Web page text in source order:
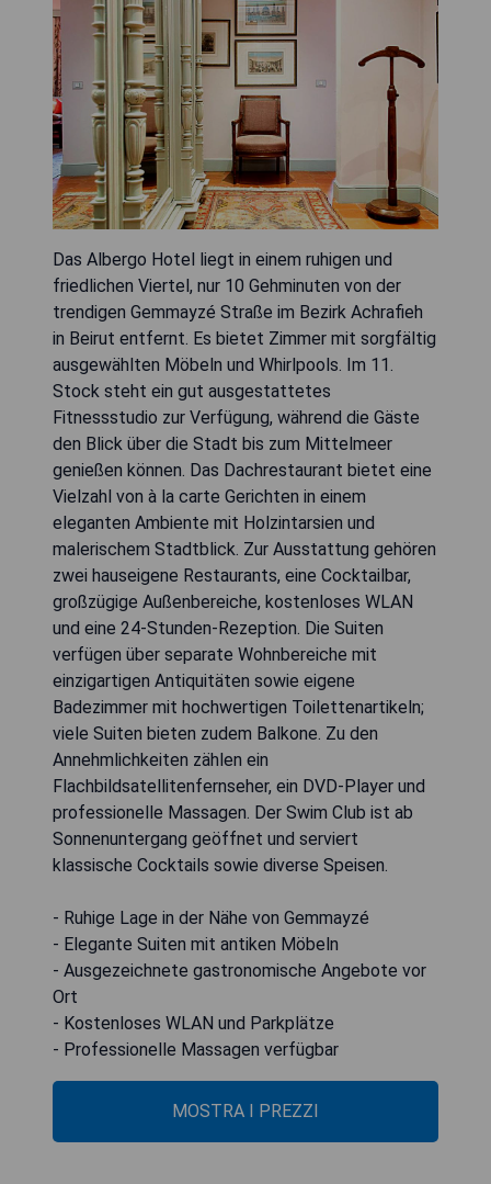
Das Albergo Hotel liegt in einem ruhigen und
friedlichen Viertel, nur 10 Gehminuten von der
trendigen Gemmayzé Straße im Bezirk Achrafieh
in Beirut entfernt. Es bietet Zimmer mit sorgfältig
ausgewählten Möbeln und Whirlpools. Im 11.
Stock steht ein gut ausgestattetes
Fitnessstudio zur Verfügung, während die Gäste
den Blick über die Stadt bis zum Mittelmeer
genießen können. Das Dachrestaurant bietet eine
Vielzahl von à la carte Gerichten in einem
eleganten Ambiente mit Holzintarsien und
malerischem Stadtblick. Zur Ausstattung gehören
zwei hauseigene Restaurants, eine Cocktailbar,
großzügige Außenbereiche, kostenloses WLAN
und eine 24-Stunden-Rezeption. Die Suiten
verfügen über separate Wohnbereiche mit
einzigartigen Antiquitäten sowie eigene
Badezimmer mit hochwertigen Toilettenartikeln;
viele Suiten bieten zudem Balkone. Zu den
Annehmlichkeiten zählen ein
Flachbildsatellitenfernseher, ein DVD-Player und
professionelle Massagen. Der Swim Club ist ab
Sonnenuntergang geöffnet und serviert
klassische Cocktails sowie diverse Speisen.
- Ruhige Lage in der Nähe von Gemmayzé
- Elegante Suiten mit antiken Möbeln
- Ausgezeichnete gastronomische Angebote vor
Ort
- Kostenloses WLAN und Parkplätze
- Professionelle Massagen verfügbar
MOSTRA I PREZZI